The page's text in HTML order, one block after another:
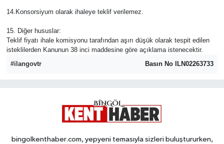
14.Konsorsiyum olarak ihaleye teklif verilemez.
15. Diğer hususlar:
Teklif fiyatı ihale komisyonu tarafından aşırı düşük olarak tespit edilen
isteklilerden Kanunun 38 inci maddesine göre açıklama istenecektir.
#ilangovtr
Basın No ILN02263733
bingolkenthaber.com, yepyeni temasıyla sizleri buluştururken,